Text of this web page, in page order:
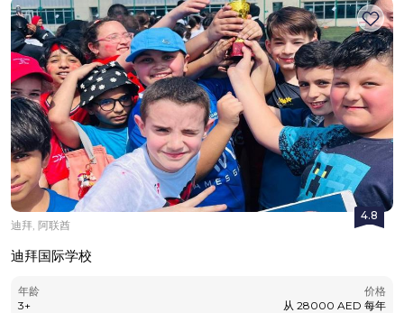
4.8
迪拜, 阿联酋
迪拜国际学校
年龄
3+
价格
从 28000 AED 每年